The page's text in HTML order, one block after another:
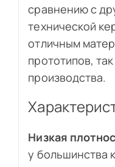
сравнению с
технической
отличным
прототипов,
производства.
Низкая
у большинства